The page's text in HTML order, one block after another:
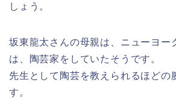
しょう。
坂東龍太さんの母親は、ニューヨー
は、陶芸家をしていたそうです。
先生として陶芸を教えられるほどの
す。